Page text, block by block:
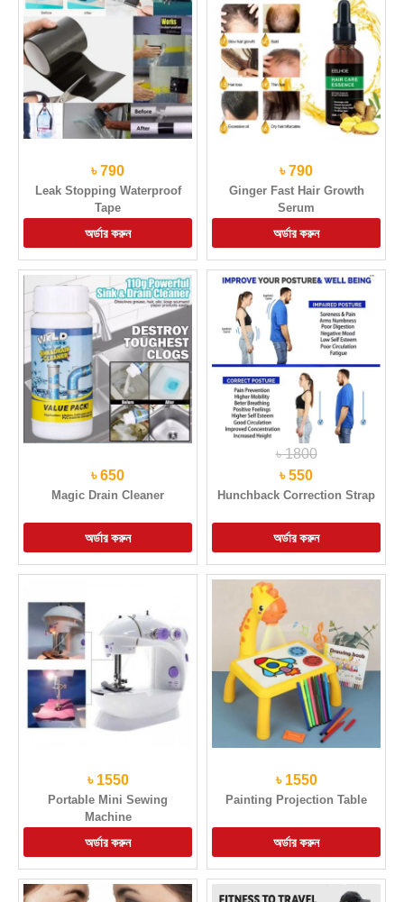
৳ 790
Leak Stopping Waterproof
Tape
৳ 790
Ginger Fast Hair Growth
Serum
৳ 650
Magic Drain Cleaner
৳ 1800
৳ 550
Hunchback Correction Strap
৳ 1550
Portable Mini Sewing
Machine
৳ 1550
Painting Projection Table